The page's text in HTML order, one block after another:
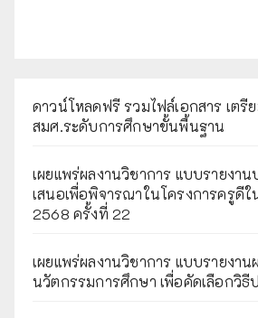
ดาวน์โหลดฟรี รวมไฟล์เอกสาร เตรี
สมศ.ระดับการศึกษาขั้นพื้นฐาน
เผยแพร่ผลงานวิชาการ แบบรายงา
เสนอเพื่อพิจารณาในโครงการครูดีใ
2568 ครั้งที่ 22
เผยแพร่ผลงานวิชาการ แบบรายงาน
นวัตกรรมการศึกษา เพื่อคัดเลือกวิธี